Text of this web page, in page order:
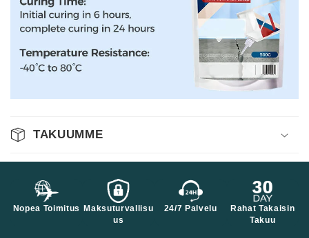
TAKUUMME
Nopea Toimitus Maksuturvallisu
us
24/7 Palvelu
Rahat Takaisin
Takuu